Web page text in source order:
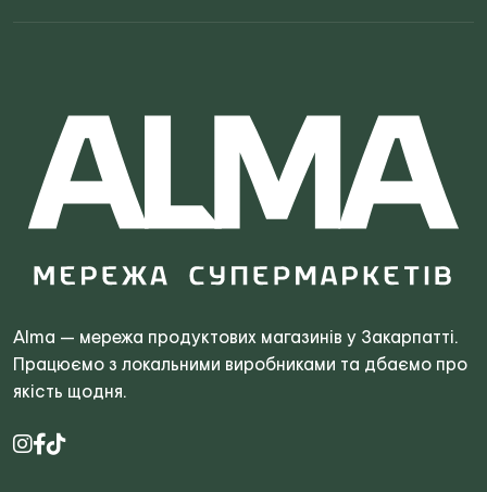
Alma — мережа продуктових магазинів у Закарпатті.
Працюємо з локальними виробниками та дбаємо про
якість щодня.